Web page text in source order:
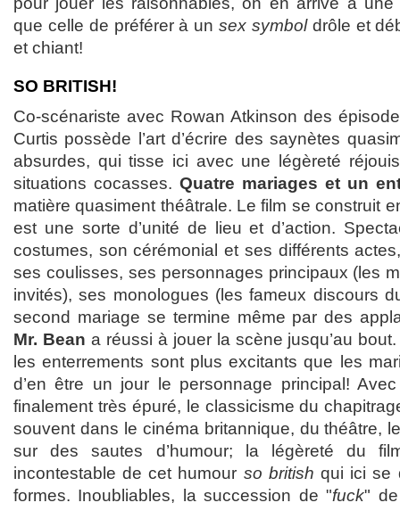
que celle de préférer à unsex symboldrôle et
et chiant!
SO BRITISH!
Co-scénariste avec Rowan Atkinson des
Curtis possède l’art d’écrire des saynètes
absurdes, qui tisse ici avec une légèreté
situations cocasses. Quatre mariages et un
matière quasiment théâtrale. Le film se construit
est une sorte d’unité de lieu et d’action.
costumes, son cérémonial et ses différents
ses coulisses, ses personnages principaux (les
invités), ses monologues (les fameux discours
second mariage se termine même par des
Mr. Bean a réussi à jouer la scène jusqu’au
les enterrements sont plus excitants que les
d’en être un jour le personnage principal!
finalement très épuré, le classicisme du
souvent dans le cinéma britannique, du théâtre,
sur des sautes d’humour; la légèreté du
incontestable de cet humour so british qui ici se
formes. Inoubliables, la succession de "fuck"